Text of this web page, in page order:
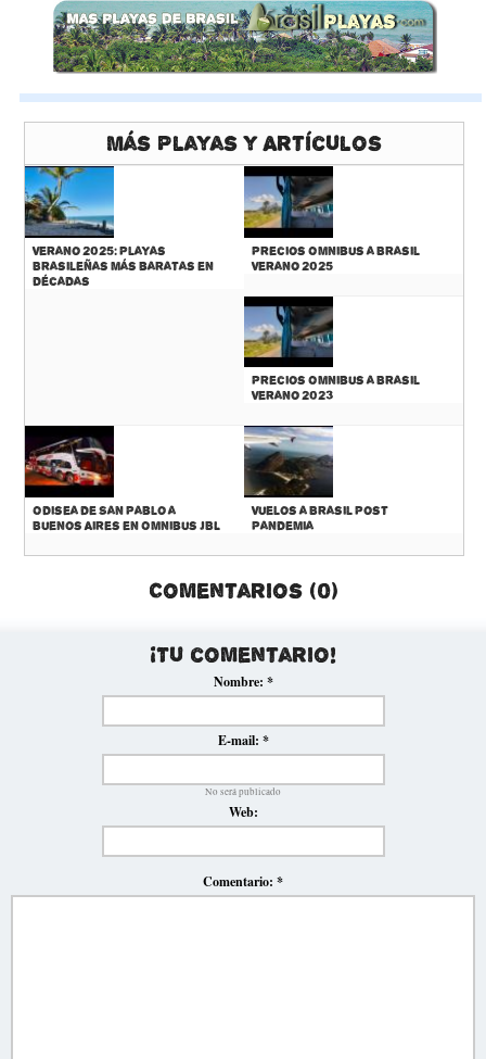
Más Playas y Artículos
Verano 2025: Playas
Brasileñas más baratas en
décadas
Precios Omnibus a Brasil
Verano 2025
Precios Omnibus a Brasil
Verano 2023
Odisea de San Pablo a
Buenos Aires en Omnibus JBL
Vuelos a Brasil Post
Pandemia
Comentarios (0)
¡Tu comentario!
Nombre: *
E-mail: *
No será publicado
Web:
Comentario: *